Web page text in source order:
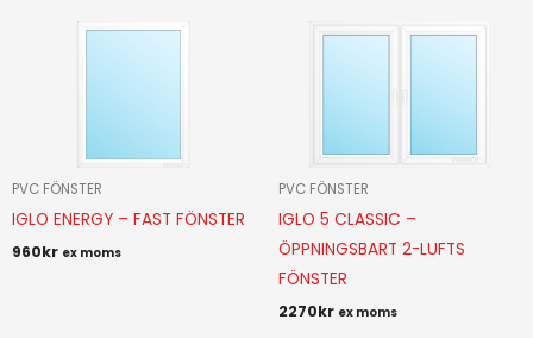
PVC FÖNSTER
IGLO ENERGY – FAST FÖNSTER
960kr ex moms
PVC FÖNSTER
IGLO 5 CLASSIC –
ÖPPNINGSBART 2-LUFTS
FÖNSTER
2270kr ex moms